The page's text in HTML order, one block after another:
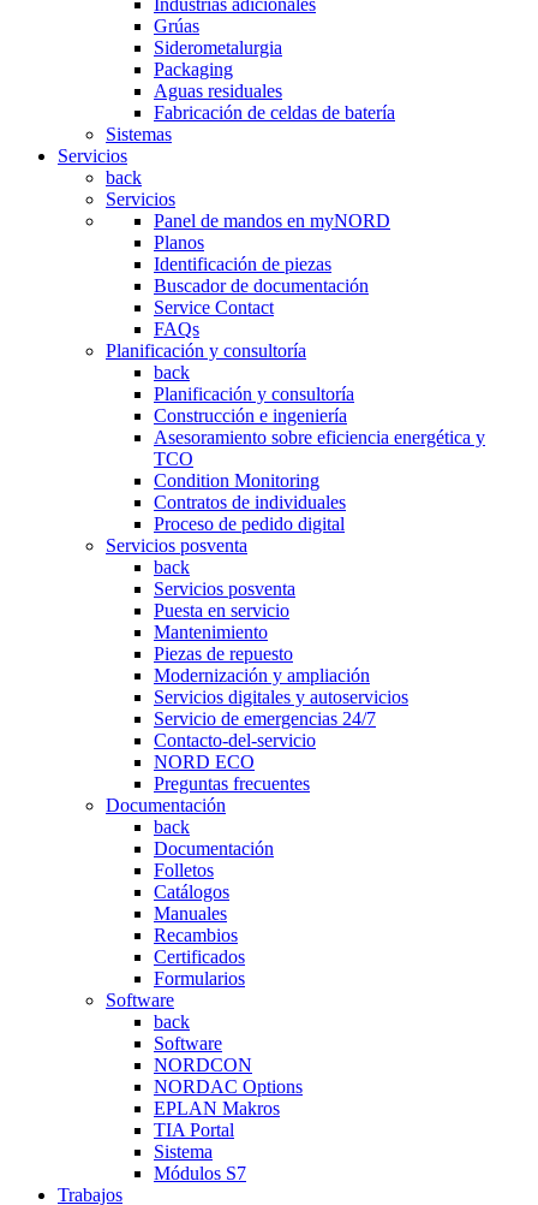
Industrias adicionales
Grúas
Siderometalurgia
Packaging
Aguas residuales
Fabricación de celdas de batería
Sistemas
Servicios
back
Servicios
Panel de mandos en myNORD
Planos
Identificación de piezas
Buscador de documentación
Service Contact
FAQs
Planificación y consultoría
back
Planificación y consultoría
Construcción e ingeniería
Asesoramiento sobre eficiencia energética y
TCO
Condition Monitoring
Contratos de individuales
Proceso de pedido digital
Servicios posventa
back
Servicios posventa
Puesta en servicio
Mantenimiento
Piezas de repuesto
Modernización y ampliación
Servicios digitales y autoservicios
Servicio de emergencias 24/7
Contacto-del-servicio
NORD ECO
Preguntas frecuentes
Documentación
back
Documentación
Folletos
Catálogos
Manuales
Recambios
Certificados
Formularios
Software
back
Software
NORDCON
NORDAC Options
EPLAN Makros
TIA Portal
Sistema
Módulos S7
Trabajos